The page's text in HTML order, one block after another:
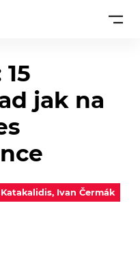
jak na
Ivan Čermák